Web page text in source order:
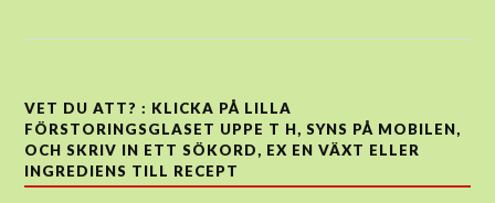
VET DU ATT? : KLICKA PÅ LILLA
FÖRSTORINGSGLASET UPPE T H, SYNS PÅ MOBILEN,
OCH SKRIV IN ETT SÖKORD, EX EN VÄXT ELLER
INGREDIENS TILL RECEPT